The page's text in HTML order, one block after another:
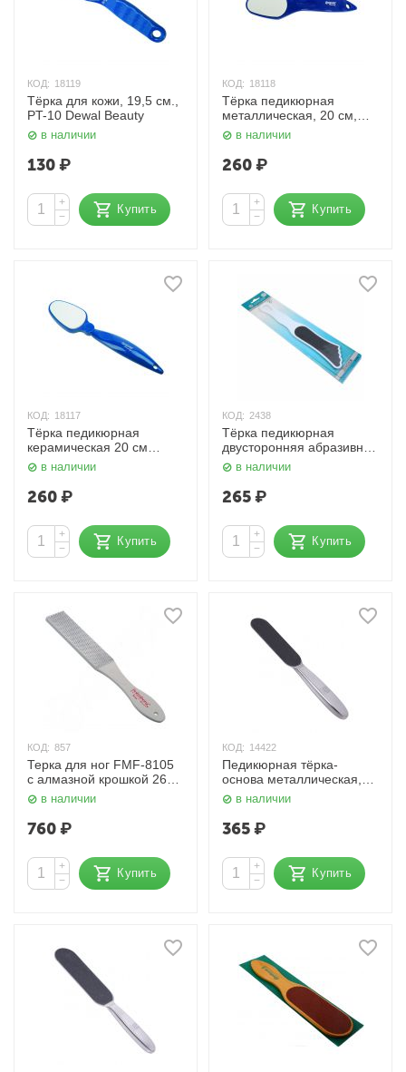
КОД: 18119
Тёрка для кожи, 19,5 см.,
PT-10 Dewal Beauty
в наличии
130₽
+
−
Купить
КОД: 18118
Тёрка педикюрная
металлическая, 20 см,
PT-16 Dewal Beauty
в наличии
260₽
+
−
Купить
КОД: 18117
Тёрка педикюрная
керамическая 20 см
120/150 грит, PT-18 Dewal
Beauty
в наличии
260₽
+
−
Купить
КОД: 2438
Тёрка педикюрная
двусторонняя абразивная
100/180 грит RA-14 Zinger
в наличии
265₽
+
−
Купить
КОД: 857
Терка для ног FMF-8105
с алмазной крошкой 261-
8105 Solinberg
в наличии
760₽
+
−
Купить
КОД: 14422
Педикюрная тёрка-
основа металлическая,
средняя 1103 Kristaller
в наличии
365₽
+
−
Купить